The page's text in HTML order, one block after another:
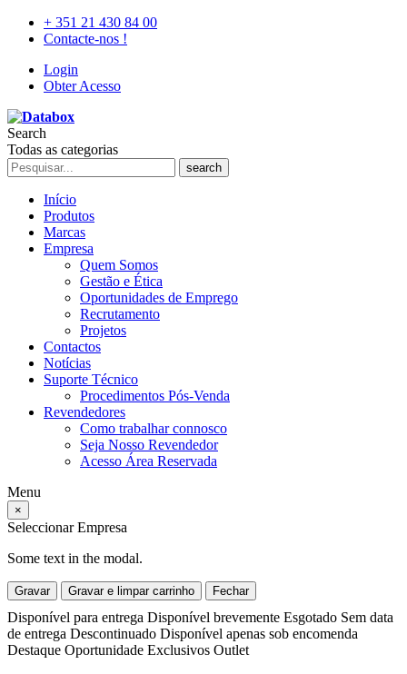
+ 351 21 430 84 00
Contacte-nos !
Login
Obter Acesso
Search
Todas as categorias
search
Início
Produtos
Marcas
Empresa
Quem Somos
Gestão e Ética
Oportunidades de Emprego
Recrutamento
Projetos
Contactos
Notícias
Suporte Técnico
Procedimentos Pós-Venda
Revendedores
Como trabalhar connosco
Seja Nosso Revendedor
Acesso Área Reservada
Menu
×
Seleccionar Empresa
Some text in the modal.
Gravar Gravar e limpar carrinho Fechar
Disponível para entrega Disponível brevemente Esgotado Sem data
de entrega Descontinuado Disponível apenas sob encomenda
Destaque Oportunidade Exclusivos Outlet